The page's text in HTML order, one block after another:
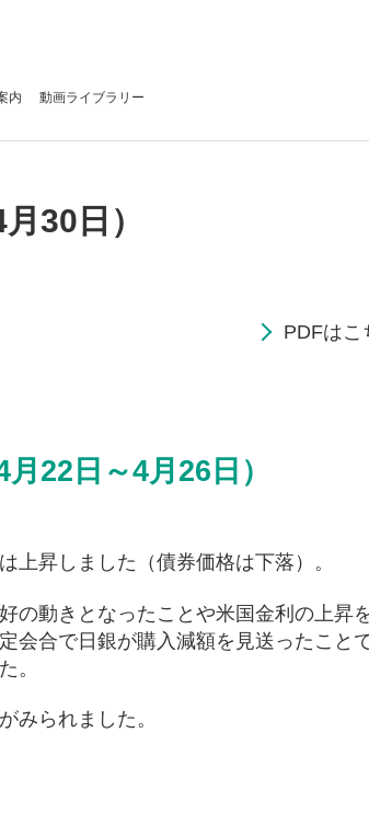
内 動画ライブラリー
30日）
PDFはこ
22日～4月26日）
上昇しました（債券価格は下落）。
の動きとなったことや米国金利の上昇
会合で日銀が購入減額を見送ったこと
。
みられました。